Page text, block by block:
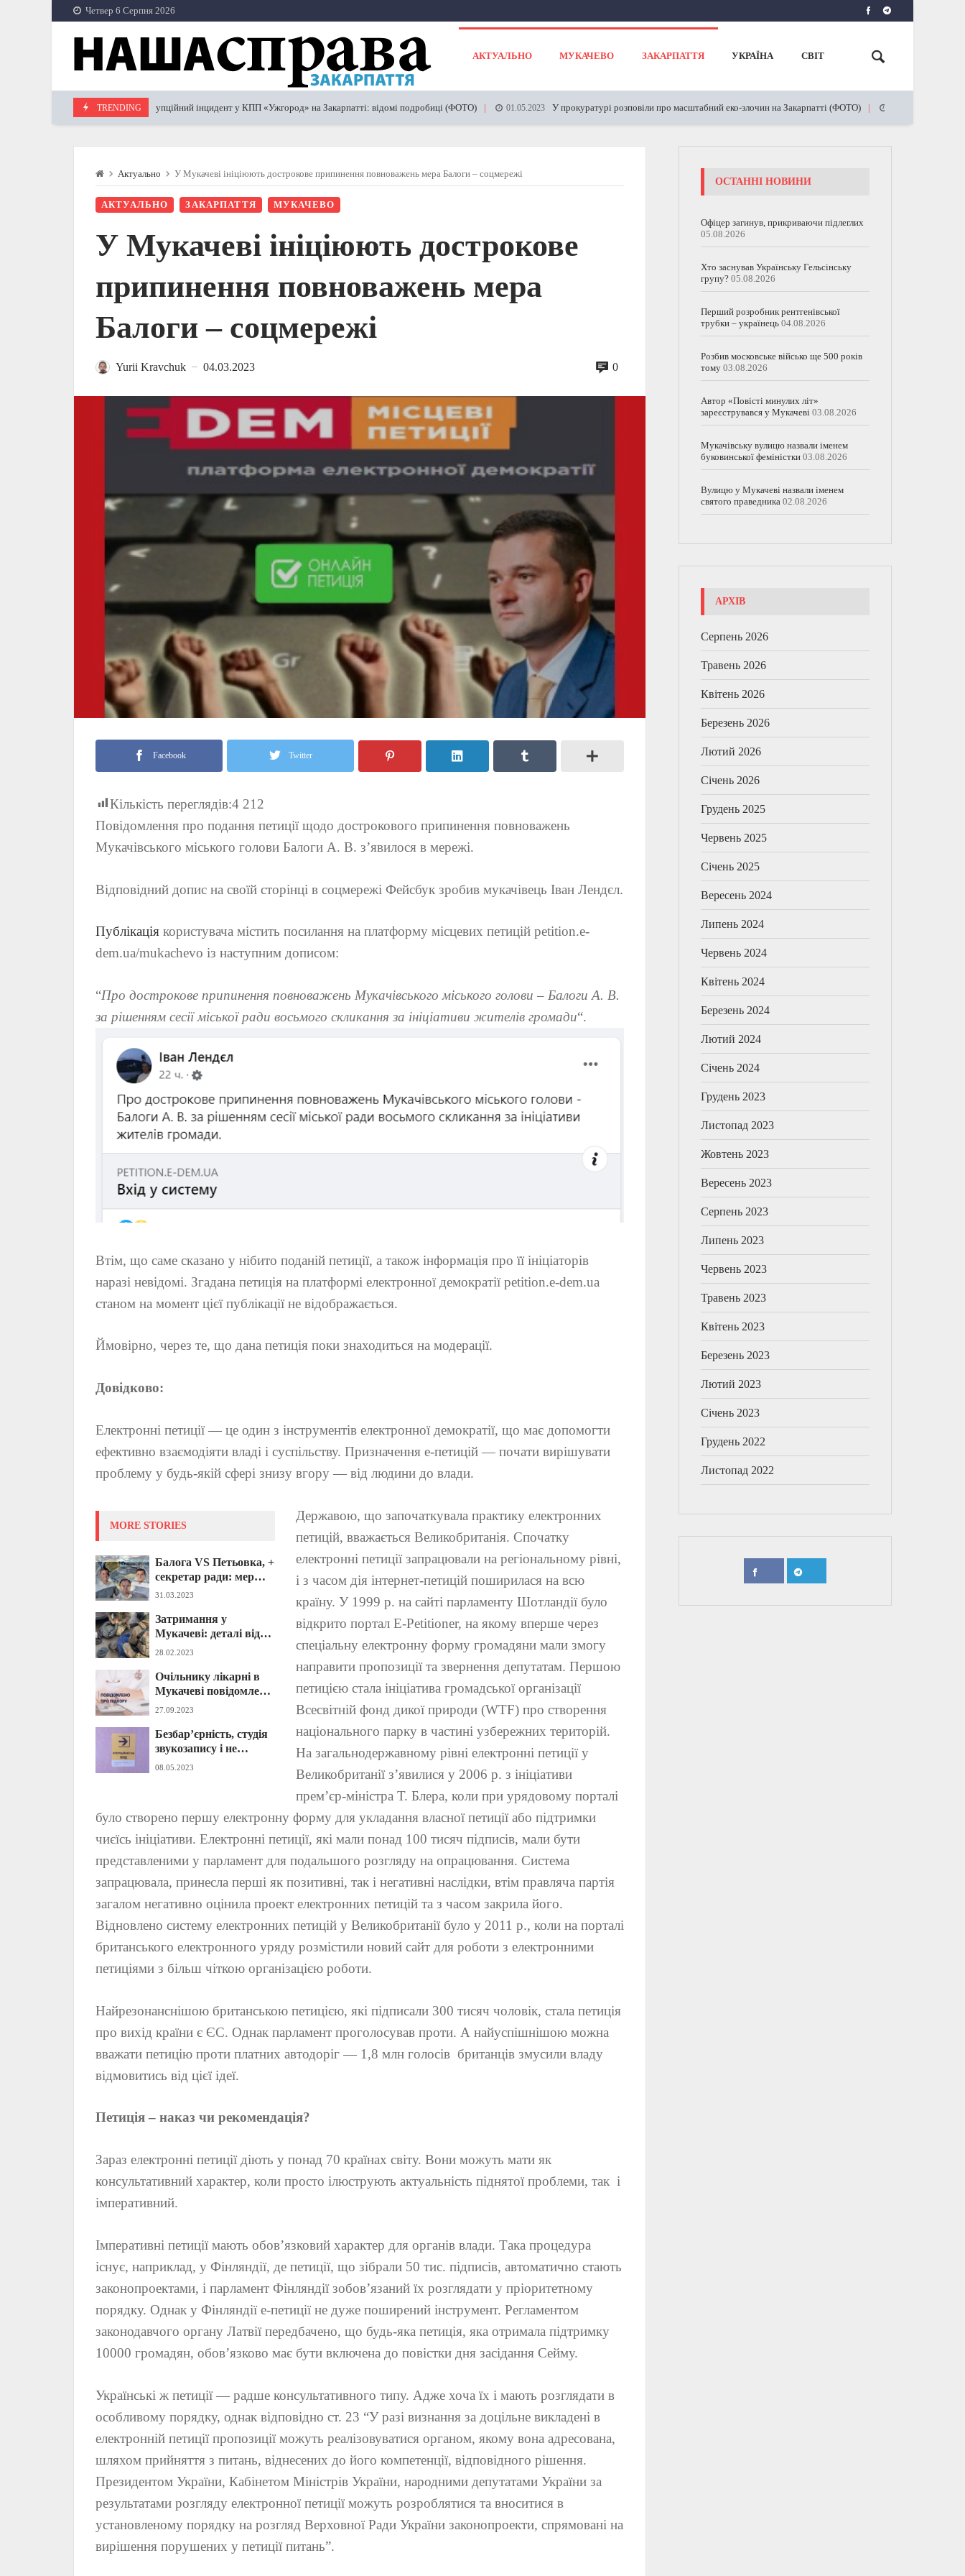
Skip
to
content
Четвер 6 Серпня 2026
АКТУАЛЬНО МУКАЧЕВО ЗАКАРПАТТЯ УКРАЇНА СВІТ
TRENDING
16.09.2023 Корупційний інцидент у КПП «Ужгород» на Закарпатті: відомі подробиці (ФОТО) 01.05.2023 У прокуратурі розповіли про масштабний еко-злочин на Закарпатті (ФОТО) 09.05.2023
Актуально У Мукачеві ініціюють дострокове припинення повноважень мера Балоги – соцмережі
АКТУАЛЬНО ЗАКАРПАТТЯ МУКАЧЕВО
У Мукачеві ініціюють дострокове
припинення повноважень мера
Балоги – соцмережі
Yurii Kravchuk — 04.03.2023 0
Facebook Twitter
Кількість переглядів:4 212
Повідомлення про подання петиції щодо дострокового припинення повноважень
Мукачівського міського голови Балоги А. В. з’явилося в мережі.
Відповідний допис на своїй сторінці в соцмережі Фейсбук зробив мукачівець Іван Лендєл.
Публікація користувача містить посилання на платформу місцевих петицій petition.e-
dem.ua/mukachevo із наступним дописом:
“Про дострокове припинення повноважень Мукачівського міського голови – Балоги А. В.
за рішенням сесії міської ради восьмого скликання за ініціативи жителів громади“.
Втім, що саме сказано у нібито поданій петиції, а також інформація про її ініціаторів
наразі невідомі. Згадана петиція на платформі електронної демократії petition.e-dem.ua
станом на момент цієї публікації не відображається.
Ймовірно, через те, що дана петиція поки знаходиться на модерації.
Довідково:
Електронні петиції — це один з інструментів електронної демократії, що має допомогти
ефективно взаємодіяти владі і суспільству. Призначення е-петицій — почати вирішувати
проблему у будь-якій сфері знизу вгору — від людини до влади.
MORE STORIES
Балога VS Петьовка, +
секретар ради: мер
Мукачева звинуватив
«лівій» врізці, а
секретар міськради
мера у блокуванні
освітян
31.03.2023
Затримання у
Мукачеві: деталі від
поліції (ФОТО)
28.02.2023
Очільнику лікарні в
Мукачеві повідомлено
про підозру: що він
27.09.2023
Безбар’єрність, студія
звукозапису і не
тільки: у Мукачеві
08.05.2023
Державою, що започаткувала практику електронних
петицій, вважається Великобританія. Спочатку
електронні петиції запрацювали на регіональному рівні,
і з часом дія інтернет-петицій поширилася на всю
країну. У 1999 р. на сайті парламенту Шотландії було
відкрито портал E-Petitioner, на якому вперше через
спеціальну електронну форму громадяни мали змогу
направити пропозиції та звернення депутатам. Першою
петицією стала ініціатива громадської організації
Всесвітній фонд дикої природи (WTF) про створення
національного парку в частині узбережних територій.
На загальнодержавному рівні електронні петиції у
Великобританії з’явилися у 2006 р. з ініціативи
прем’єр-міністра Т. Блера, коли при урядовому порталі
було створено першу електронну форму для укладання власної петиції або підтримки
чиєїсь ініціативи. Електронні петиції, які мали понад 100 тисяч підписів, мали бути
представленими у парламент для подальшого розгляду на опрацювання. Система
запрацювала, принесла перші як позитивні, так і негативні наслідки, втім правляча партія
загалом негативно оцінила проект електронних петицій та з часом закрила його.
Відновлено систему електронних петицій у Великобританії було у 2011 р., коли на порталі
британського електронного уряду розмістили новий сайт для роботи з електронними
петиціями з більш чіткою організацією роботи.
Найрезонанснішою британською петицією, які підписали 300 тисяч чоловік, стала петиція
про вихід країни є ЄС. Однак парламент проголосував проти. А найуспішнішою можна
вважати петицію проти платних автодоріг — 1,8 млн голосів британців змусили владу
відмовитись від цієї ідеї.
Петиція – наказ чи рекомендація?
Зараз електронні петиції діють у понад 70 країнах світу. Вони можуть мати як
консультативний характер, коли просто ілюструють актуальність піднятої проблеми, так і
імперативний.
Імперативні петиції мають обов’язковий характер для органів влади. Така процедура
існує, наприклад, у Фінляндії, де петиції, що зібрали 50 тис. підписів, автоматично стають
законопроектами, і парламент Фінляндії зобов’язаний їх розглядати у пріоритетному
порядку. Однак у Фінляндії е-петиції не дуже поширений інструмент. Регламентом
законодавчого органу Латвії передбачено, що будь-яка петиція, яка отримала підтримку
10000 громадян, обов’язково має бути включена до повістки дня засідання Сейму.
Українські ж петиції — радше консультативного типу. Адже хоча їх і мають розглядати в
особливому порядку, однак відповідно ст. 23 “У разі визнання за доцільне викладені в
електронній петиції пропозиції можуть реалізовуватися органом, якому вона адресована,
шляхом прийняття з питань, віднесених до його компетенції, відповідного рішення.
Президентом України, Кабінетом Міністрів України, народними депутатами України за
результатами розгляду електронної петиції можуть розроблятися та вноситися в
установленому порядку на розгляд Верховної Ради України законопроекти, спрямовані на
вирішення порушених у петиції питань”.
ОСТАННІ НОВИНИ
Офіцер загинув, прикриваючи підлеглих
05.08.2026
Хто заснував Українську Гельсінську
групу? 05.08.2026
Перший розробник рентгенівської
трубки – українець 04.08.2026
Розбив московське військо ще 500 років
тому 03.08.2026
Автор «Повісті минулих літ»
зареєструвався у Мукачеві 03.08.2026
Мукачівську вулицю назвали іменем
буковинської феміністки 03.08.2026
Вулицю у Мукачеві назвали іменем
святого праведника 02.08.2026
АРХІВ
Серпень 2026
Травень 2026
Квітень 2026
Березень 2026
Лютий 2026
Січень 2026
Грудень 2025
Червень 2025
Січень 2025
Вересень 2024
Липень 2024
Червень 2024
Квітень 2024
Березень 2024
Лютий 2024
Січень 2024
Грудень 2023
Листопад 2023
Жовтень 2023
Вересень 2023
Серпень 2023
Липень 2023
Червень 2023
Травень 2023
Квітень 2023
Березень 2023
Лютий 2023
Січень 2023
Грудень 2022
Листопад 2022